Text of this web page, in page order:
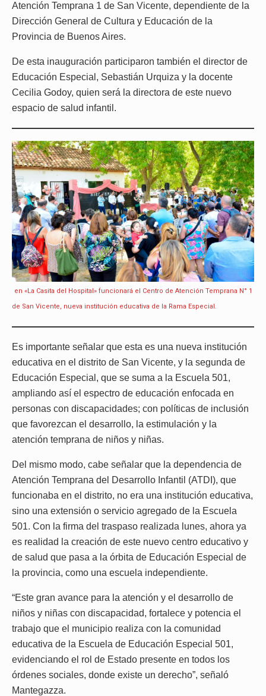
Atención Temprana 1 de San Vicente, dependiente de la
Dirección General de Cultura y Educación de la
Provincia de Buenos Aires.
De esta inauguración participaron también el director de
Educación Especial, Sebastián Urquiza y la docente
Cecilia Godoy, quien será la directora de este nuevo
espacio de salud infantil.
en «La Casita del Hospital» funcionará el Centro de Atención Temprana N° 1
de San Vicente, nueva institución educativa de la Rama Especial.
Es importante señalar que esta es una nueva institución
educativa en el distrito de San Vicente, y la segunda de
Educación Especial, que se suma a la Escuela 501,
ampliando así el espectro de educación enfocada en
personas con discapacidades; con políticas de inclusión
que favorezcan el desarrollo, la estimulación y la
atención temprana de niños y niñas.
Del mismo modo, cabe señalar que la dependencia de
Atención Temprana del Desarrollo Infantil (ATDI), que
funcionaba en el distrito, no era una institución educativa,
sino una extensión o servicio agregado de la Escuela
501. Con la firma del traspaso realizada lunes, ahora ya
es realidad la creación de este nuevo centro educativo y
de salud que pasa a la órbita de Educación Especial de
la provincia, como una escuela independiente.
“Este gran avance para la atención y el desarrollo de
niños y niñas con discapacidad, fortalece y potencia el
trabajo que el municipio realiza con la comunidad
educativa de la Escuela de Educación Especial 501,
evidenciando el rol de Estado presente en todos los
órdenes sociales, donde existe un derecho”, señaló
Mantegazza.